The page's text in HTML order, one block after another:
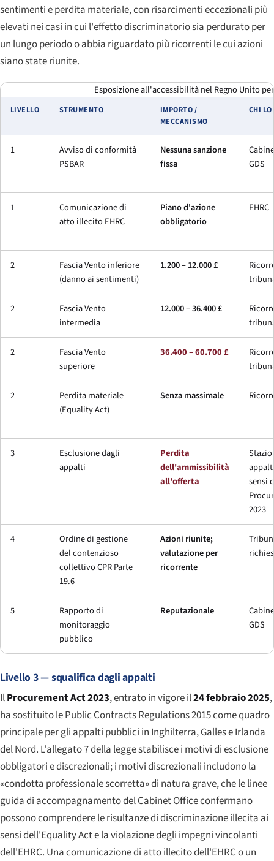
sentimenti e perdita materiale, con risarcimenti eccezionali più
elevati nei casi in cui l'effetto discriminatorio sia perdurato per
un lungo periodo o abbia riguardato più ricorrenti le cui azioni
siano state riunite.
Esposizione all'accessibilità nel Regno Unito
LIVELLO STRUMENTO
IMPORTO /
MECCANISMO
CHI
1
Avviso di conformità
PSBAR
Nessuna sanzione
fissa
GDS
1
Comunicazione di
atto illecito EHRC
Piano d'azione
obbligatorio
EHRC
2
Fascia Vento inferiore
(danno ai sentimenti)
1.200 – 12.000 £
2
Fascia Vento
intermedia
12.000 – 36.400 £
2
Fascia Vento
superiore
36.400 – 60.700 £
2
Perdita materiale
(Equality Act)
Senza massimale
3
Esclusione dagli
appalti
Perdita
dell'ammissibilità
all'offerta
sensi
2023
4
Ordine di gestione
del contenzioso
collettivo CPR Parte
19.6
Azioni riunite;
valutazione per
ricorrente
5
Rapporto di
monitoraggio
pubblico
Reputazionale
GDS
Livello 3 — squalifica dagli appalti
IlProcurement Act 2023, entrato in vigore il24 febbraio 2025,
ha sostituito le Public Contracts Regulations 2015 come quadro
principale per gli appalti pubblici in Inghilterra, Galles e Irlanda
del Nord. L'allegato 7 della legge stabilisce i motivi di esclusione
obbligatori e discrezionali; i motivi discrezionali includono la
«condotta professionale scorretta» di natura grave, che le linee
guida di accompagnamento del Cabinet Office confermano
possono comprendere le risultanze di discriminazione illecita ai
sensi dell'Equality Act e la violazione degli impegni vincolanti
dell'EHRC. Una comunicazione di atto illecito dell'EHRC o un